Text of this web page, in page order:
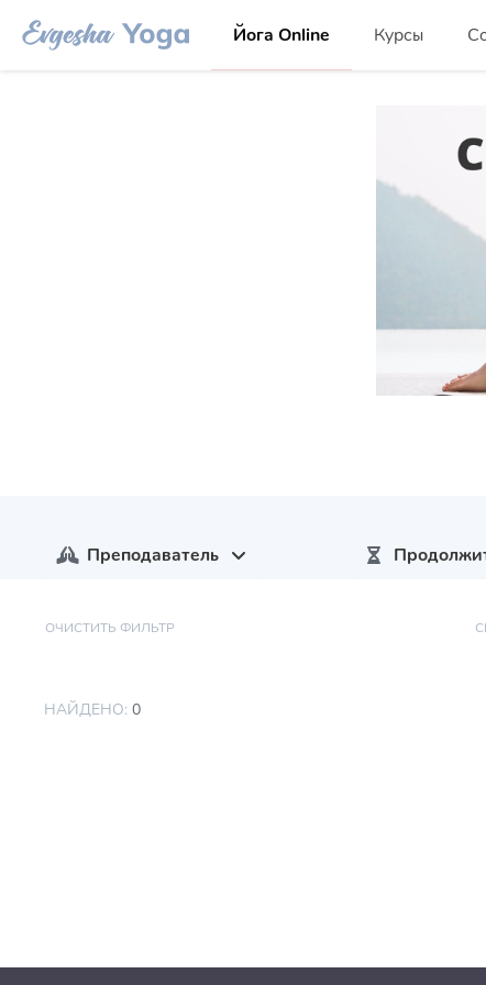
Йога Online Курсы
Преподаватель
ОЧИСТИТЬ ФИЛЬТР
НАЙДЕНО: 0